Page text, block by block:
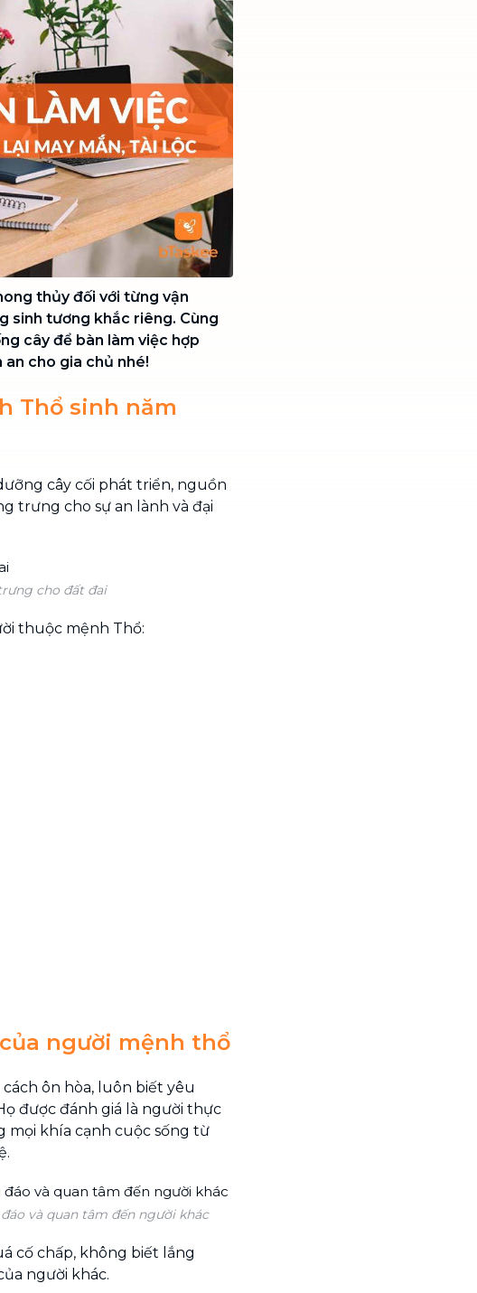
thủy đối với từng vận
sinh tương khắc riêng. Cùng
cây để bàn làm việc hợp
an cho gia chủ nhé!
Thổ sinh năm
cây cối phát triển, nguồn
trưng cho sự an lành và đại
cho đất đai
thuộc mệnh Thổ:
người mệnh thổ
ôn hòa, luôn biết yêu
được đánh giá là người thực
mọi khía cạnh cuộc sống từ
và quan tâm đến người khác
cố chấp, không biết lắng
người khác.